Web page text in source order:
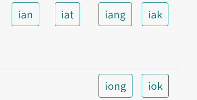
ian iat iang iak
iong iok